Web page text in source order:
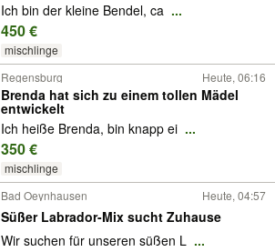
Ich bin der kleine Bendel, ca ...
450 €
mischlinge
Regensburg Heute, 06:16
Brenda hat sich zu einem tollen Mädel
entwickelt
Ich heiße Brenda, bin knapp ei ...
350 €
mischlinge
Bad Oeynhausen Heute, 04:57
Süßer Labrador-Mix sucht Zuhause
Wir suchen für unseren süßen L ...